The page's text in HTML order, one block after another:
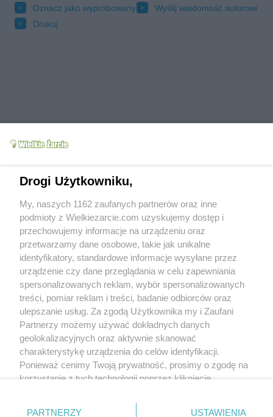
Oznacz jako wypróbowany
Wyślij wiadomość autorowi
Drukuj
Grupy:
Tagi:
jarmuz jednigarnkowe kasza jaglana
więcej tagów
Zobacz wszystkie komentarze (
fidrygalka (2017-03-04 00:00)
"Ugotować kaszę jaglaną wg tego przepisu" -
tzn wg jakiego przepisu? Pewnie miał być
odnośnik lub przekierowanie ale zabrakło.
Uzupełnij proszę bo zaciekawił mnie Twój
przepis a że nigdy nie gotowałam jaglanej to
zwróciłam uwagę właśnie na to!
jarwrze9 (2017-03-04 08:53)
Witam ugotować kaszę wg przepisu z
opakowania kaszy jaglanej.
Drogi Użytkowniku,
My, naszych 1162 zaufanych partnerów oraz inne
podmioty z Wielkiezarcie.com uzyskujemy dostęp i
przechowujemy informacje na urządzeniu oraz
przetwarzamy dane osobowe, takie jak unikalne
identyfikatory, standardowe informacje wysyłane przez
urządzenie czy dane przeglądania w celu zapewniania
spersonalizowanych reklam, wybór spersonalizowanych
treści, pomiar reklam i treści, badanie odbiorców oraz
ulepszanie usług. Za zgodą Użytkownika my i Zaufani
Partnerzy możemy używać dokładnych danych
geolokalizacyjnych oraz aktywnie skanować
charakterystykę urządzenia do celów identyfikacji.
Ponieważ cenimy Twoją prywatność, prosimy o zgodę na
korzystanie z tych technologii poprzez kliknięcie
zmienić/wycofać klikając przycisk ustawień prywatności
PARTNERZY USTAWIENIA